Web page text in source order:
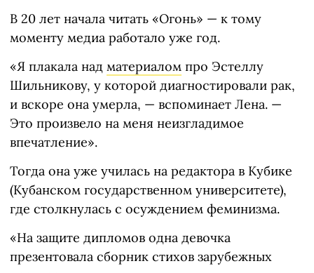
В 20 лет начала читать «Огонь» — к тому
моменту медиа работало уже год.
«Я плакала над материалом про Эстеллу
Шильникову, у которой диагностировали рак,
и вскоре она умерла, — вспоминает Лена. —
Это произвело на меня неизгладимое
впечатление».
Тогда она уже училась на редактора в Кубике
(Кубанском государственном университете),
где столкнулась с осуждением феминизма.
«На защите дипломов одна девочка
презентовала сборник стихов зарубежных